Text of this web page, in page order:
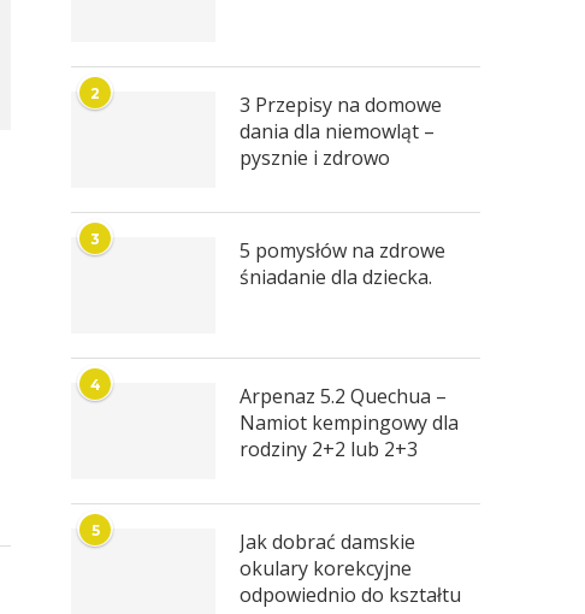
2
3 Przepisy na domowe
dania dla niemowląt –
pysznie i zdrowo
3
5 pomysłów na zdrowe
śniadanie dla dziecka.
4
Arpenaz 5.2 Quechua –
Namiot kempingowy dla
rodziny 2+2 lub 2+3
5
Jak dobrać damskie
okulary korekcyjne
odpowiednio do kształtu